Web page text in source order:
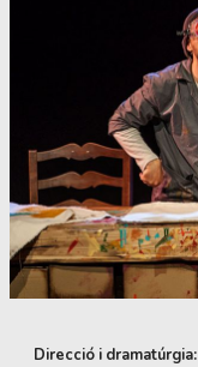
Direcció i dramatúrgia: